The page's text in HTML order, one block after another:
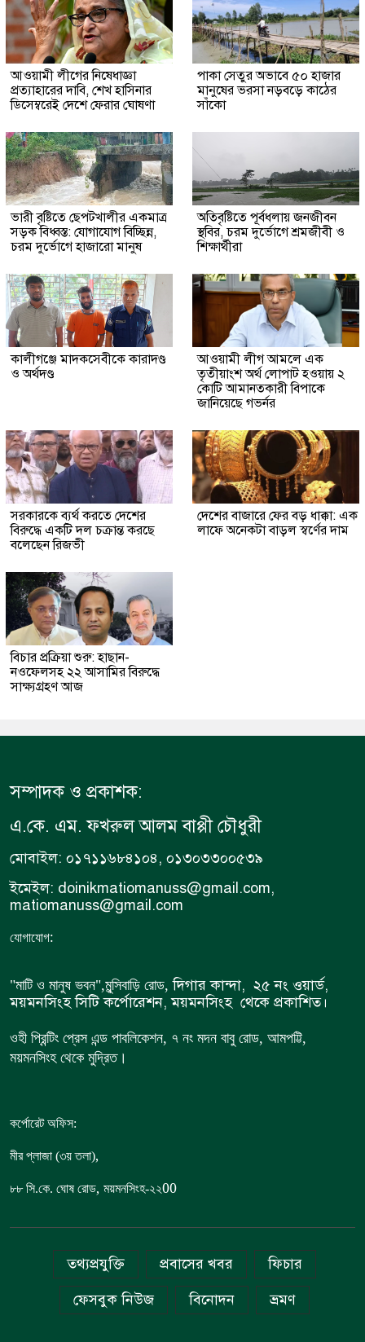
আওয়ামী লীগের নিষেধাজ্ঞা
প্রত্যাহারের দাবি, শেখ হাসিনার
ডিসেম্বরেই দেশে ফেরার ঘোষণা
পাকা সেতুর অভাবে ৫০ হাজার
মানুষের ভরসা নড়বড়ে কাঠের
সাঁকো
ভারী বৃষ্টিতে ছেপটখালীর একমাত্র
সড়ক বিধ্বস্ত: যোগাযোগ বিচ্ছিন্ন,
চরম দুর্ভোগে হাজারো মানুষ
অতিবৃষ্টিতে পূর্বধলায় জনজীবন
স্থবির, চরম দুর্ভোগে শ্রমজীবী ও
শিক্ষার্থীরা
কালীগঞ্জে মাদকসেবীকে কারাদণ্ড
ও অর্থদণ্ড
আওয়ামী লীগ আমলে এক
তৃতীয়াংশ অর্থ লোপাট হওয়ায় ২
কোটি আমানতকারী বিপাকে
জানিয়েছে গভর্নর
সরকারকে ব্যর্থ করতে দেশের
বিরুদ্ধে একটি দল চক্রান্ত করছে
বলেছেন রিজভী
দেশের বাজারে ফের বড় ধাক্কা: এক
লাফে অনেকটা বাড়ল স্বর্ণের দাম
বিচার প্রক্রিয়া শুরু: হাছান-
নওফেলসহ ২২ আসামির বিরুদ্ধে
সাক্ষ্যগ্রহণ আজ
সম্পাদক ও প্রকাশক:
এ.কে. এম. ফখরুল আলম বাপ্পী চৌধুরী
মোবাইল: ০১৭১১৬৮৪১০৪, ০১৩০৩৩০০৫৩৯
ইমেইল: doinikmatiomanuss@gmail.com,
matiomanuss@gmail.com
যোগাযোগ:
"মাটি ও মানুষ ভবন",মুন্সিবাড়ি রোড, দিগার কান্দা, ২৫ নং ওয়ার্ড,
ময়মনসিংহ সিটি কর্পোরেশন, ময়মনসিংহ থেকে প্রকাশিত।
ওহী প্রিন্টিং প্রেস এন্ড পাবলিকেশন, ৭ নং মদন বাবু রোড, আমপট্টি,
ময়মনসিংহ থেকে মুদ্রিত।
কর্পোরেট অফিস:
মীর প্লাজা (৩য় তলা),
৮৮ সি.কে. ঘোষ রোড, ময়মনসিংহ-২২00
তথ্যপ্রযুক্তি প্রবাসের খবর
ফিচার
ফেসবুক নিউজ
বিনোদন ভ্রমণ